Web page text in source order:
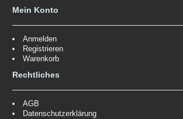
Mein Konto
Anmelden
Registrieren
Warenkorb
Rechtliches
AGB
Datenschutzerklärung